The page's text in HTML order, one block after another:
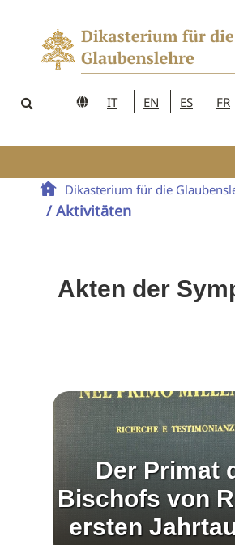
IT EN ES FR
Dikasterium für die
/ Aktivitäten
Akten der
Der Primat
Bischofs von
ersten